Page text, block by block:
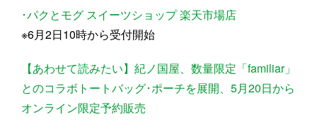
･パクとモグ スイーツショップ 楽天市場店
※6月2日10時から受付開始
【あわせて読みたい】紀ノ国屋、数量限定「familiar」
とのコラボトートバッグ･ポーチを展開、5月20日から
オンライン限定予約販売